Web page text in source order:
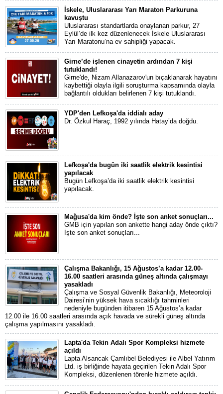
İskele, Uluslararası Yarı Maraton Parkuruna
kavuştu
Uluslararası standartlarda onaylanan parkur, 27
Eylül’de ilk kez düzenlenecek İskele Uluslararası
Yarı Maratonu’na ev sahipliği yapacak.
Girne’de işlenen cinayetin ardından 7 kişi
tutuklandı!
Girne'de, Nizam Allanazarov'un bıçaklanarak hayatını
kaybettiği olayla ilgili soruşturma kapsamında olayla
bağlantılı oldukları belirlenen 7 kişi tutuklandı.
YDP'den Lefkoşa'da iddialı aday
Dr. Özkul Haraç, 1992 yılında Hatay’da doğdu.
Lefkoşa'da bugün iki saatlik elektrik kesintisi
yapılacak
Bugün Lefkoşa’da iki saatlik elektrik kesintisi
yapılacak.
Mağusa'da kim önde? İşte son anket sonuçları...
GMB için yapılan son ankette hangi aday önde çıktı?
İşte son anket sonuçları...
Çalışma Bakanlığı, 15 Ağustos’a kadar 12.00-
16.00 saatleri arasında güneş altında çalışmayı
yasakladı
Çalışma ve Sosyal Güvenlik Bakanlığı, Meteoroloji
Dairesi’nin yüksek hava sıcaklığı tahminleri
nedeniyle bugünden itibaren 15 Ağustos’a kadar
12.00 ile 16.00 saatleri arasında açık havada ve sürekli güneş altında
çalışma yapılmasını yasakladı.
Lapta'da Tekin Adalı Spor Kompleksi hizmete
açıldı
Lapta Alsancak Çamlıbel Belediyesi ile Albel Yatırım
Ltd. iş birliğinde hayata geçirilen Tekin Adalı Spor
Kompleksi, düzenlenen törenle hizmete açıldı.